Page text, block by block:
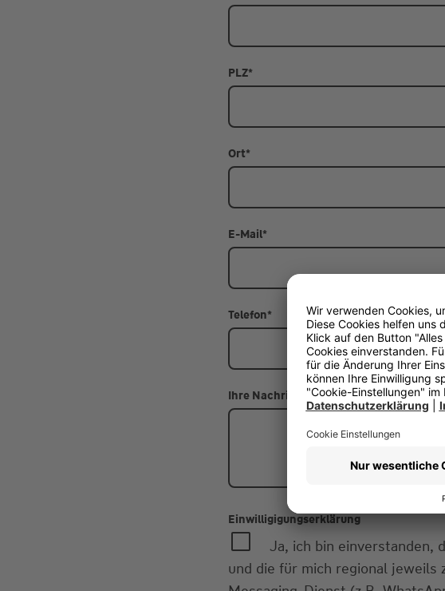
PLZ*
Ort*
E-Mail*
Telefon*
Ihre Nachricht
Einwilligigungserklärung
Ja, ich bin einverstanden,
und die für mich regional